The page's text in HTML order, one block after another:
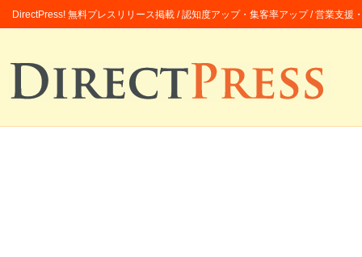
DirectPress! 無料プレスリリース掲載 / 認知度アップ・集客率アップ / 営業支援